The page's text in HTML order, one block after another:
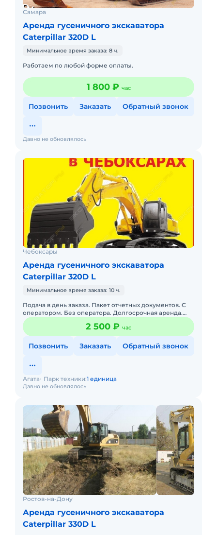
Самара
Аренда гусеничного экскаватора
Caterpillar 320D L
Минимальное время заказа: 8 ч.
Работаем по любой форме оплаты.
1 800 ₽ час
Позвонить Заказать Обратный звонок
Давно не обновлялось
Чебоксары
Аренда гусеничного экскаватора
Caterpillar 320D L
Минимальное время заказа: 10 ч.
Подача в день заказа. Пакет отчетных документов. С
оператором. Без оператора. Долгосрочная аренда.
Топливо оплачивается отдельно. Бесплатная доставка
на место.
2 500 ₽ час
Позвонить Заказать Обратный звонок
Давно не обновлялось
Агата Парк техники:1 единица
Ростов-на-Дону
Аренда гусеничного экскаватора
Caterpillar 330D L